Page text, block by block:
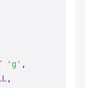
'g' ,
,